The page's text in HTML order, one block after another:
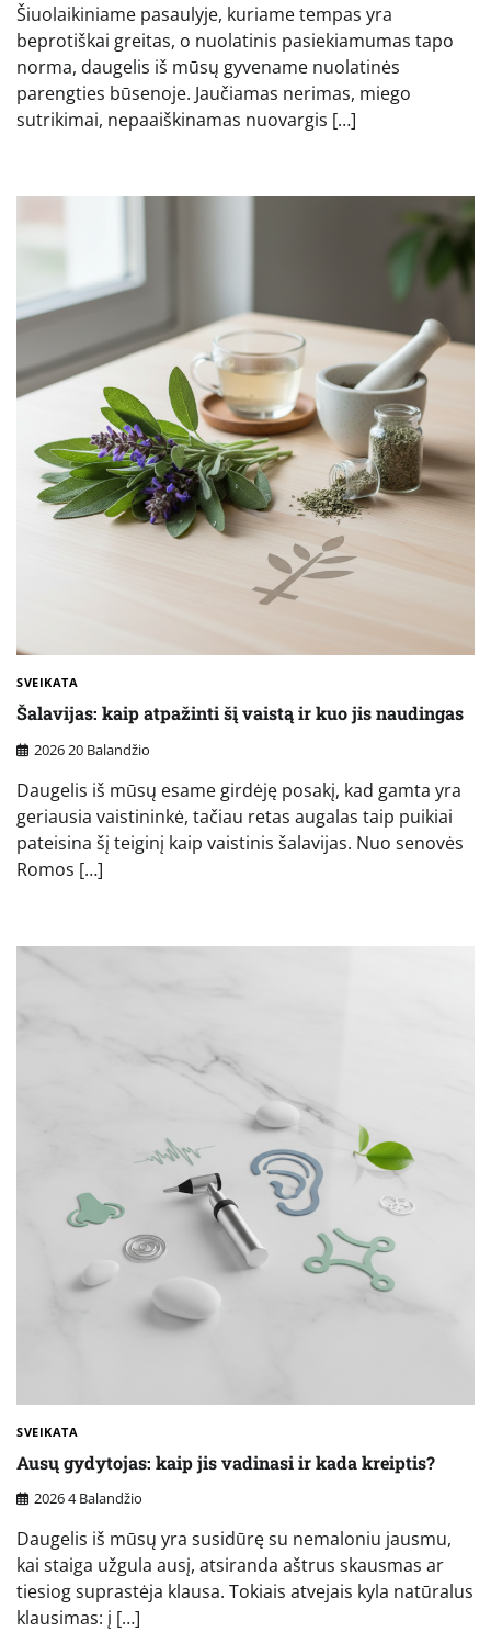
Šiuolaikiniame pasaulyje, kuriame tempas yra
beprotiškai greitas, o nuolatinis pasiekiamumas tapo
norma, daugelis iš mūsų gyvename nuolatinės
parengties būsenoje. Jaučiamas nerimas, miego
sutrikimai, nepaaiškinamas nuovargis […]
SVEIKATA
Šalavijas: kaip atpažinti šį vaistą ir kuo jis naudingas
2026 20 Balandžio
Daugelis iš mūsų esame girdėję posakį, kad gamta yra
geriausia vaistininkė, tačiau retas augalas taip puikiai
pateisina šį teiginį kaip vaistinis šalavijas. Nuo senovės
Romos […]
SVEIKATA
Ausų gydytojas: kaip jis vadinasi ir kada kreiptis?
2026 4 Balandžio
Daugelis iš mūsų yra susidūrę su nemaloniu jausmu,
kai staiga užgula ausį, atsiranda aštrus skausmas ar
tiesiog suprastėja klausa. Tokiais atvejais kyla natūralus
klausimas: į […]